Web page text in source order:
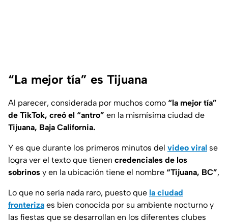
“La mejor tía” es Tijuana
Al parecer, considerada por muchos como “la mejor tía”
de TikTok, creó el “antro” en la mismísima ciudad de
Tijuana, Baja California.
Y es que durante los primeros minutos del video viral se
logra ver el texto que tienen credenciales de los
sobrinos y en la ubicación tiene el nombre “Tijuana, BC”,
Lo que no sería nada raro, puesto que la ciudad
fronteriza es bien conocida por su ambiente nocturno y
las fiestas que se desarrollan en los diferentes clubes